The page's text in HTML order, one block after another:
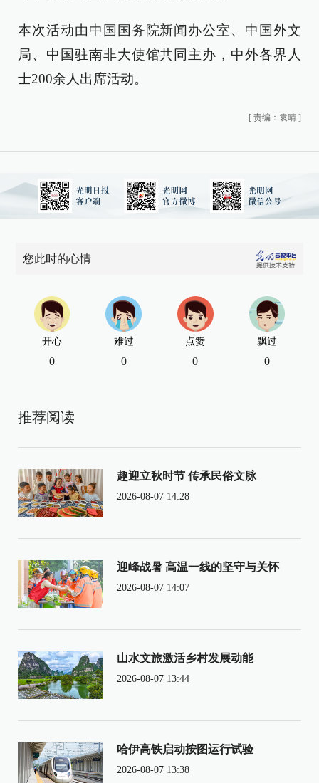
本次活动由中国国务院新闻办公室、中国外文
局、中国驻南非大使馆共同主办，中外各界人
士200余人出席活动。
[ 责编：袁晴 ]
您此时的心情
开心
0
难过
0
点赞
0
飘过
0
推荐阅读
趣迎立秋时节 传承民俗文脉
2026-08-07 14:28
迎峰战暑 高温一线的坚守与关怀
2026-08-07 14:07
山水文旅激活乡村发展动能
2026-08-07 13:44
哈伊高铁启动按图运行试验
2026-08-07 13:38